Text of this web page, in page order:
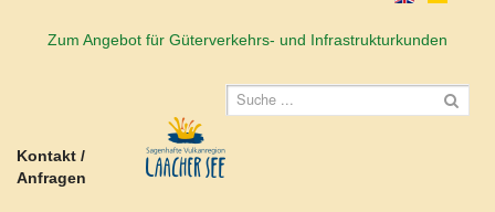
Zum Angebot für Güterverkehrs- und Infrastrukturkunden
Kontakt /
Anfragen